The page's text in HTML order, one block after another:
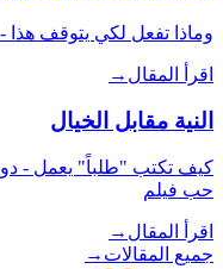
وماذا تفعل لكي يتوقف
اقرأ المقال →
النية مقابل الخيال
كيف تكتب "طلباً" يعمل -
حب فيلم
اقرأ المقال →
جميع المقالات →